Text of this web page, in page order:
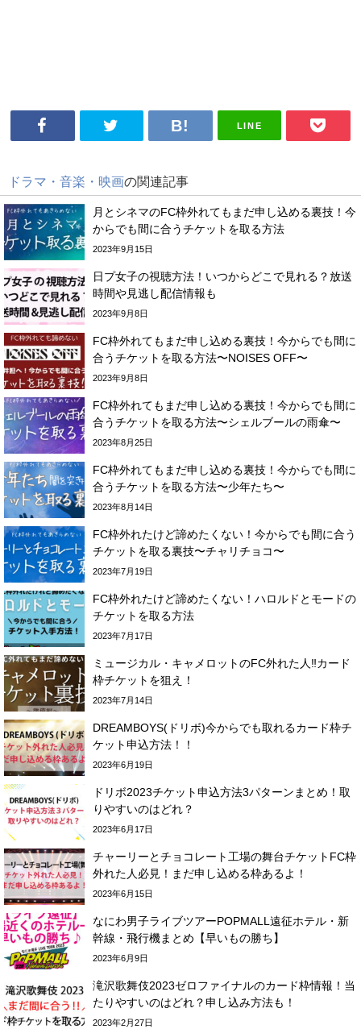
LINE
ドラマ・音楽・映画の関連記事
月とシネマのFC枠外れてもまだ申し込める裏技！今
からでも間に合うチケットを取る方法
2023年9月15日
日プ女子の視聴方法！いつからどこで見れる？放送
時間や見逃し配信情報も
2023年9月8日
FC枠外れてもまだ申し込める裏技！今からでも間に
合うチケットを取る方法〜NOISES OFF〜
2023年9月8日
FC枠外れてもまだ申し込める裏技！今からでも間に
合うチケットを取る方法〜シェルブールの雨傘〜
2023年8月25日
FC枠外れてもまだ申し込める裏技！今からでも間に
合うチケットを取る方法〜少年たち〜
2023年8月14日
FC枠外れたけど諦めたくない！今からでも間に合う
チケットを取る裏技〜チャリチョコ〜
2023年7月19日
FC枠外れたけど諦めたくない！ハロルドとモードの
チケットを取る方法
2023年7月17日
ミュージカル・キャメロットのFC外れた人‼︎カード
枠チケットを狙え！
2023年7月14日
DREAMBOYS(ドリボ)今からでも取れるカード枠チ
ケット申込方法！！
2023年6月19日
ドリボ2023チケット申込方法3パターンまとめ！取
りやすいのはどれ？
2023年6月17日
チャーリーとチョコレート工場の舞台チケットFC枠
外れた人必見！まだ申し込める枠あるよ！
2023年6月15日
なにわ男子ライブツアーPOPMALL遠征ホテル・新
幹線・飛行機まとめ【早いもの勝ち】
2023年6月9日
滝沢歌舞伎2023ゼロファイナルのカード枠情報！当
たりやすいのはどれ？申し込み方法も！
2023年2月27日